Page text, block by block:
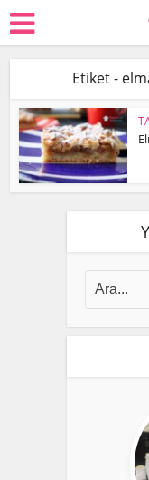
Etiket -